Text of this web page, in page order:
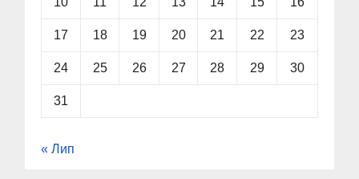
17 18 19 20 21 22 23
24 25 26 27 28 29 30
31
« Лип